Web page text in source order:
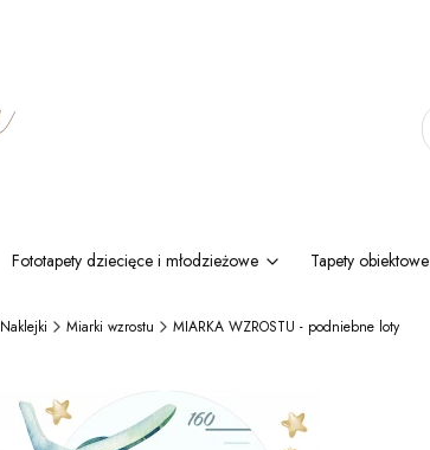
Fototapety dziecięce i młodzieżowe Tapety obiektowe
Naklejki Miarki wzrostu MIARKA WZROSTU - podniebne loty